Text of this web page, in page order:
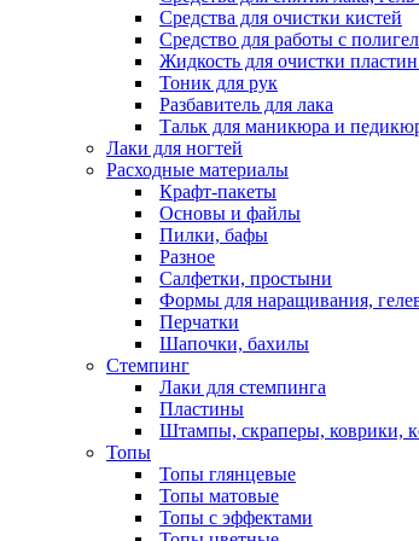
Средства для очистки кистей
Средство для работы с
Жидкость для очистки
Тоник для рук
Разбавитель для лака
Тальк для маникюра и
Лаки для ногтей
Расходные материалы
Крафт-пакеты
Основы и файлы
Пилки, бафы
Разное
Салфетки, простыни
Формы для наращивания,
Перчатки
Шапочки, бахилы
Стемпинг
Лаки для стемпинга
Пластины
Штампы, скраперы, коврики,
Топы
Топы глянцевые
Топы матовые
Топы с эффектами